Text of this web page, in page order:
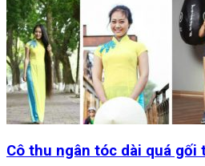
Cô thu ngân tóc dài quá